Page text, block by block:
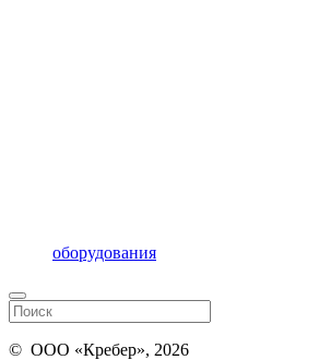
оборудования
© ООО «Кребер», 2026